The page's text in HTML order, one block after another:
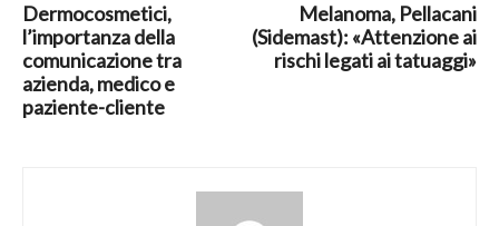
Dermocosmetici,
l’importanza della
comunicazione tra
azienda, medico e
paziente-cliente
Melanoma, Pellacani
(Sidemast): «Attenzione ai
rischi legati ai tatuaggi»